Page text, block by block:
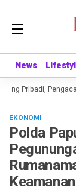
News
News
Pribadi,
EKONOMI
Polda
Keamanan